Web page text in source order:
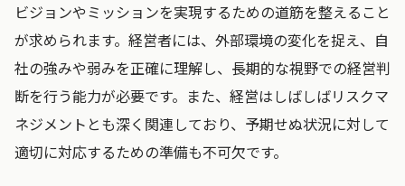
ビジョンやミッションを実現するための道筋を整えること
が求められます。経営者には、外部環境の変化を捉え、自
社の強みや弱みを正確に理解し、長期的な視野での経営判
断を行う能力が必要です。また、経営はしばしばリスクマ
ネジメントとも深く関連しており、予期せぬ状況に対して
適切に対応するための準備も不可欠です。